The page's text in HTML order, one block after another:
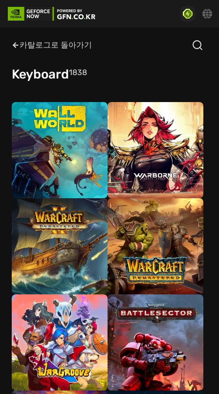
카탈로그로 돌아가기
Keyboard1838